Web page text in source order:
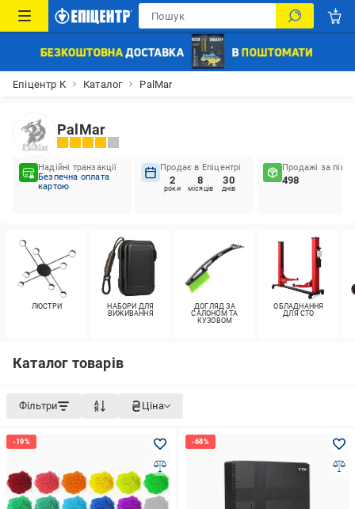
Епіцентр К Каталог PalMar
PalMar
Надійні транзакції
Безпечна оплата
картою
Продає в Епіцентрі
2
роки
8
місяців
30
днів
Продажі за пів
498
ЛЮСТРИ
НАБОРИ ДЛЯ
ВИЖИВАННЯ
ДОГЛЯД ЗА
САЛОНОМ ТА
КУЗОВОМ
ОБЛАДНАННЯ
ДЛЯ СТО
Каталог товарів
Фільтри Ціна